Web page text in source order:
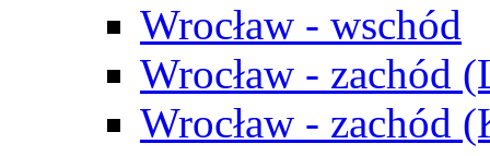
Wrocław - wschód
Wrocław - zachód
Wrocław - zachód